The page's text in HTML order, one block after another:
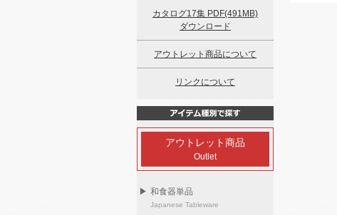
カタログ17集 PDF(491MB)
ダウンロード
アウトレット商品について
リンクについて
アウトレット商品
Outlet
▶ 和食器単品
Japanese Tableware